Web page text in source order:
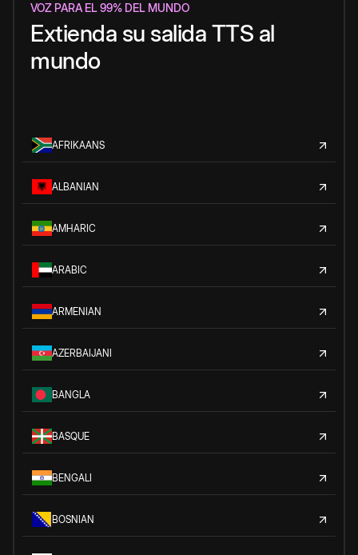
VOZ PARA EL 99% DEL MUNDO
Extienda su salida TTS al
mundo
AFRIKAANS
ALBANIAN
AMHARIC
ARABIC
ARMENIAN
AZERBAIJANI
BANGLA
BASQUE
BENGALI
BOSNIAN